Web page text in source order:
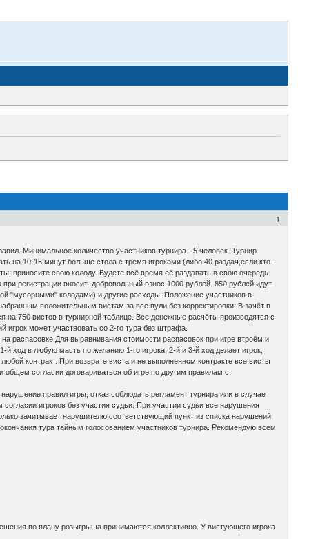
1
Минимальное количество участников турнира - 5 человек. Турнир
на 10-15 минут больше стола с тремя игроками (либо 40 раздач,если кто-
приносите свою колоду. Будете всё время её раздавать в свою очередь.
регистрации вносит добровольный взнос 1000 рублей. 850 рублей идут
"мусорными" колодами) и другие расходы. Положение участников в
положительным вистам за все пули без корректировки. В зачёт в
на 750 вистов в турнирной таблице. Все денежные расчёты производятся с
может участвовать со 2-го тура без штрафа.
распасовке.Для выравнивания стоимости распасовок при игре втроём и
й ход в любую масть по желанию 1-го игрока; 2-й и 3-й ход делает игрок,
контракт. При возврате виста и не выполненном контракте все висты
согласии договариваться об игре по другим правилам с
правил игры, отказ соблюдать регламент турнира или в случае
игроков без участия судьи. При участии судьи все нарушения
зачитывает нарушителю соответствующий пункт из списка нарушений
тура тайным голосованием участников турнира. Рекомендую всем
по плану розыгрыша принимаются коллективно. У вистующего игрока